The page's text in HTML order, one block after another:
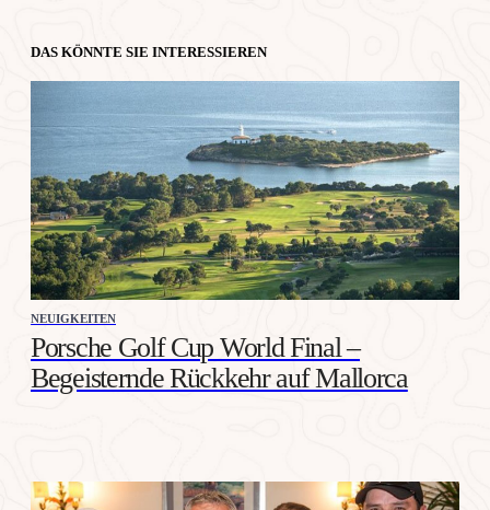
DAS KÖNNTE SIE INTERESSIEREN
NEUIGKEITEN
Porsche Golf Cup World Final –
Begeisternde Rückkehr auf Mallorca